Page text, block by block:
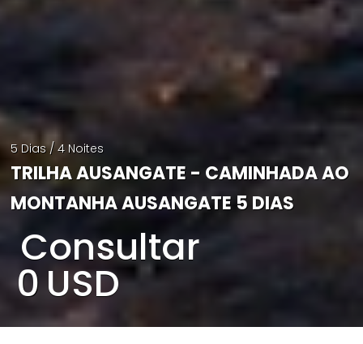
5 Dias / 4 Noites
TRILHA AUSANGATE - CAMINHADA AO
MONTANHA AUSANGATE 5 DIAS
Consultar
0 USD